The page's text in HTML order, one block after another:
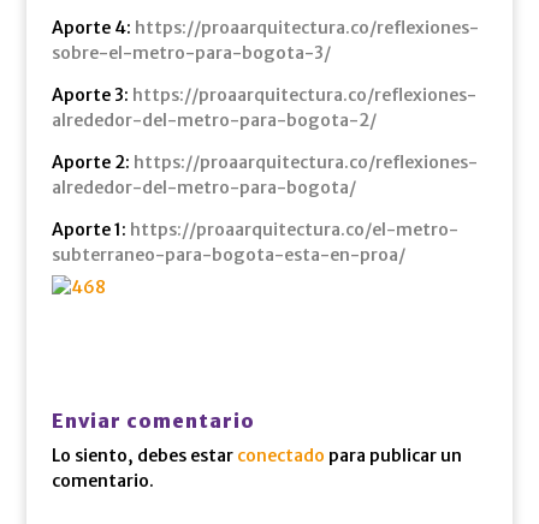
Aporte 4: https://proaarquitectura.co/reflexiones-
sobre-el-metro-para-bogota-3/
Aporte 3: https://proaarquitectura.co/reflexiones-
alrededor-del-metro-para-bogota-2/
Aporte 2: https://proaarquitectura.co/reflexiones-
alrededor-del-metro-para-bogota/
Aporte 1: https://proaarquitectura.co/el-metro-
subterraneo-para-bogota-esta-en-proa/
Enviar comentario
Lo siento, debes estar conectado para publicar un
comentario.